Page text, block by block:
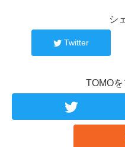
シ
Twitter
TOMO